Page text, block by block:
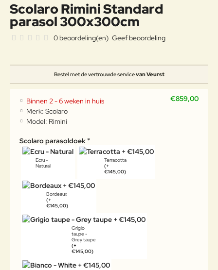
Scolaro Rimini Standard
parasol 300x300cm
Bestel met de vertrouwde servicevan Veurst
0 beoordeling(en) Geef beoordeling
€859,00
Binnen 2 - 6 weken in huis
Merk: Scolaro
Model: Rimini
Scolaro parasoldoek
Ecru -
Natural
Terracotta
(+
€145,00)
Bordeaux
(+
€145,00)
Grigio
taupe -
Grey taupe
(+
€145,00)